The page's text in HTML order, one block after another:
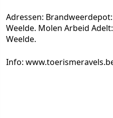
Adressen:
Weelde. Molen Arbeid
Weelde.
Info: